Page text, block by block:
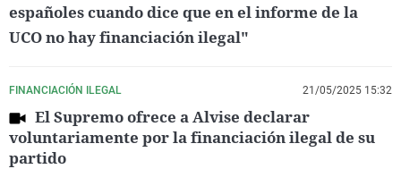
españoles cuando dice que en el informe de la
UCO no hay financiación ilegal"
FINANCIACIÓN ILEGAL 21/05/2025 15:32
El Supremo ofrece a Alvise declarar
voluntariamente por la financiación ilegal de su
partido